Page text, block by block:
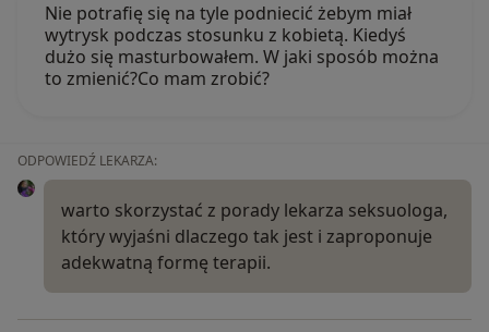
Nie potrafię się na tyle podniecić żebym miał
wytrysk podczas stosunku z kobietą. Kiedyś
dużo się masturbowałem. W jaki sposób można
to zmienić?Co mam zrobić?
ODPOWIEDŹ LEKARZA:
warto skorzystać z porady lekarza seksuologa,
który wyjaśni dlaczego tak jest i zaproponuje
adekwatną formę terapii.